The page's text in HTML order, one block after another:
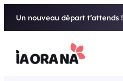
Un nouveau départ t’attends !